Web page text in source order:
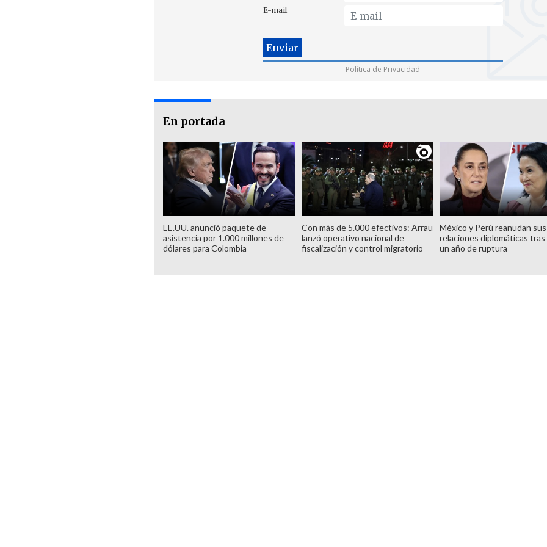
E-mail
Política de Privacidad
En portada
EE.UU. anunció paquete de
asistencia por 1.000 millones de
dólares para Colombia
Con más de 5.000 efectivos: Arrau
lanzó operativo nacional de
fiscalización y control migratorio
México y Perú reanudan sus
relaciones diplomáticas tras
un año de ruptura